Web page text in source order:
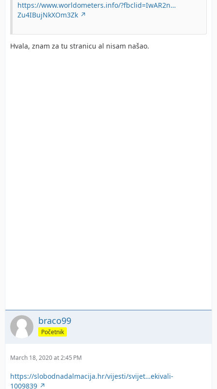
https://www.worldometers.info/?fbclid=IwAR2n…
Zu4IBujNkXOm3Zk
Hvala, znam za tu stranicu al nisam našao.
braco99
Početnik
March 18, 2020 at 2:45 PM
https://slobodnadalmacija.hr/vijesti/svijet…ekivali-
1009839